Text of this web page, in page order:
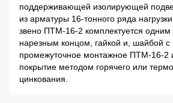
поддерживающей изолирующей
из арматуры 16-тонного ряда
звено ПТМ-16-2 комплектуется
нарезным концом, гайкой и, шайбой
промежуточное монтажное ПТМ-16-2
покрытие методом горячего или
цинкования.